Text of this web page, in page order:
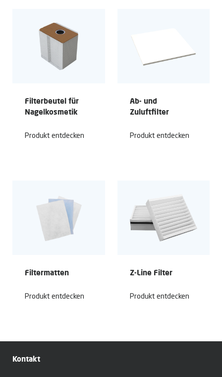
Filterbeutel für
Nagelkosmetik
Produkt entdecken
Ab- und
Zuluftfilter
Produkt entdecken
Filtermatten
Produkt entdecken
Z-Line Filter
Produkt entdecken
Kontakt